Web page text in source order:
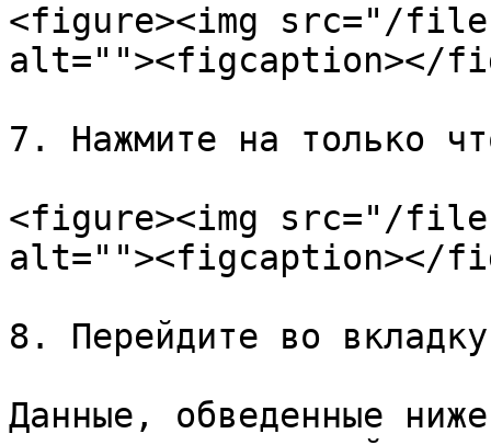
<figure><img src="/files/
alt=""><figcaption></
7. Нажмите на только
<figure><img src="/
alt=""><figcaption></
8. Перейдите во
Данные, обведенные